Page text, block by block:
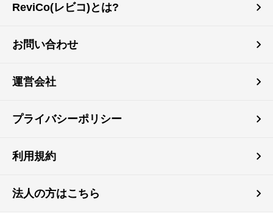
ReviCo(レビコ)とは?
お問い合わせ
運営会社
プライバシーポリシー
利用規約
法人の方はこちら